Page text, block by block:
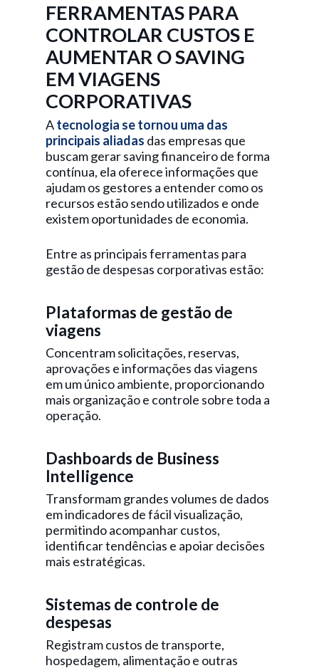
FERRAMENTAS PARA
CONTROLAR CUSTOS E
AUMENTAR O SAVING
EM VIAGENS
CORPORATIVAS
Atecnologia se tornou uma das
principais aliadas das empresas que
buscam gerar saving financeiro de forma
contínua, ela oferece informações que
ajudam os gestores a entender como os
recursos estão sendo utilizados e onde
existem oportunidades de economia.
Entre as principais ferramentas para
gestão de despesas corporativas estão:
Plataformas de gestão de
viagens
Concentram solicitações, reservas,
aprovações e informações das viagens
em um único ambiente, proporcionando
mais organização e controle sobre toda a
operação.
Dashboards de Business
Intelligence
Transformam grandes volumes de dados
em indicadores de fácil visualização,
permitindo acompanhar custos,
identificar tendências e apoiar decisões
mais estratégicas.
Sistemas de controle de
despesas
Registram custos de transporte,
hospedagem, alimentação e outras